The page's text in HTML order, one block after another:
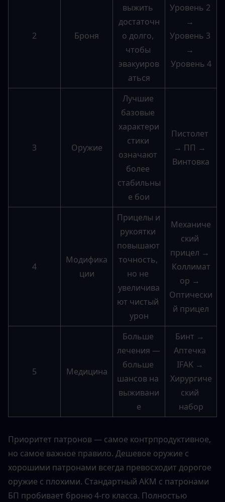
2 Броня
выжить
достаточн
о долго,
чтобы
эвакуиров
аться
Уровень 2
→
Уровень 3
→
Уровень 4
3 Оружие
Лучшие
базовые
характери
стики
означают
более
стабильны
е бои
Пистолет
→ ПП →
Винтовка
4
Модифика
ции
Прицелы и
рукоятки
повышают
точность,
но не
увеличива
ют чистый
урон
Механиче
ский
прицел →
Коллимат
ор →
Оптически
й прицел
5 Медицина
Больше
лечения —
больше
шансов на
выживани
е
Бинт →
Аптечка
IFAK →
Хирургиче
ский
набор
Приоритет патронов — самое контрпродуктивное,
но самое важное правило. Дешевое оружие с
хорошими патронами всегда превосходит дорогое
оружие с плохими. Стандартный АКМ с патронами
БП пробивает броню 4-го класса. Полностью